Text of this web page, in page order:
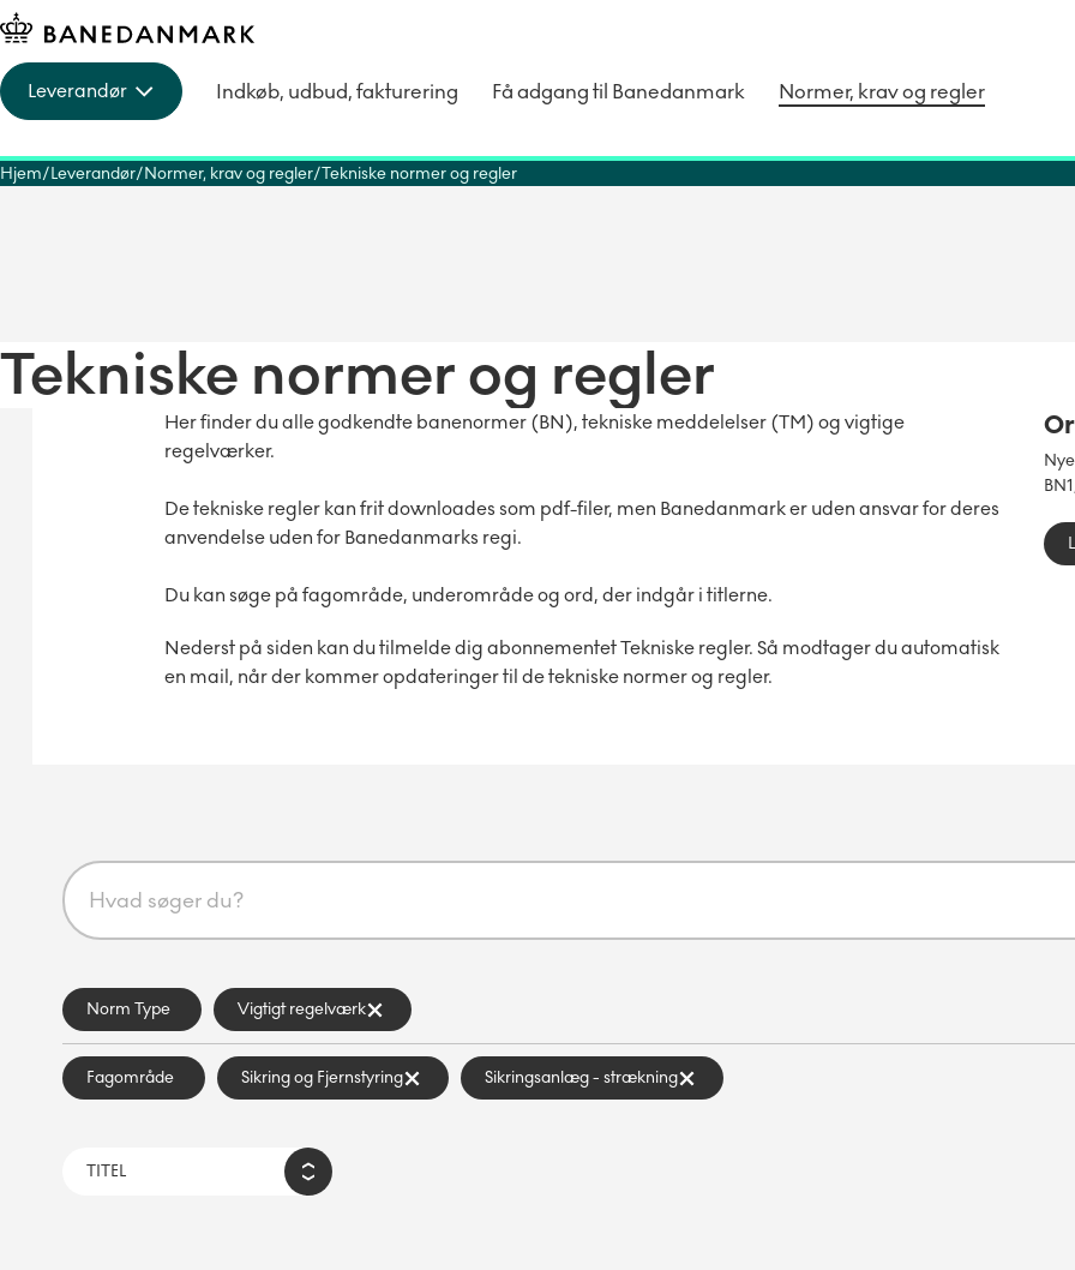
Leverandør Indkøb, udbud, fakturering Få adgang til Banedanmark Normer, krav og regler
Hjem Leverandør Normer, krav og regler Tekniske normer og regler
Tekniske normer og regler
Her finder du alle godkendte banenormer (BN), tekniske meddelelser (TM) og vigtige
regelværker.
De tekniske regler kan frit downloades som pdf-filer, men Banedanmark er uden ansvar for deres
anvendelse uden for Banedanmarks regi.
Du kan søge på fagområde, underområde og ord, der indgår i titlerne.
Nederst på siden kan du tilmelde dig abonnementet Tekniske regler. Så modtager du automatisk
en mail, når der kommer opdateringer til de tekniske normer og regler.
Norm Type Vigtigt regelværk
Fagområde Sikring og Fjernstyring Sikringsanlæg - strækning